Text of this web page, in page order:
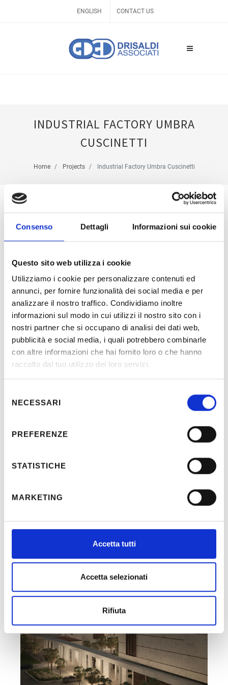
Consenso Dettagli Informazioni sui cookie
Questo sito web utilizza i cookie
Utilizziamo i cookie per personalizzare contenuti ed
annunci, per fornire funzionalità dei social media e per
analizzare il nostro traffico. Condividiamo inoltre
informazioni sul modo in cui utilizzi il nostro sito con i
nostri partner che si occupano di analisi dei dati web,
pubblicità e social media, i quali potrebbero combinarle
con altre informazioni che hai fornito loro o che hanno
raccolto dal tuo utilizzo dei loro servizi.
delNECESSARI
PREFERENZE
STATISTICHE
MARKETING
Accetta tutti
Accetta selezionati
Rifiuta
ENGLISH CONTACT US
INDUSTRIAL FACTORY UMBRA
CUSCINETTI
Home Projects Industrial Factory Umbra Cuscinetti
Description
Electrical system design and works management in new
plant for the production of bearings and aeronautical
components.
Recent Posts